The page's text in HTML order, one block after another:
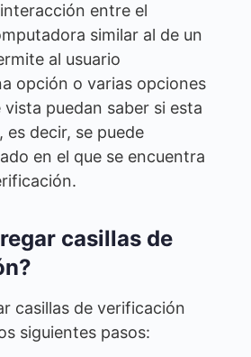
entre el
similar al de un
al usuario
opción o varias opciones
vista puedan saber si esta
es decir, se puede
en el que se encuentra
casillas de
casillas de verificación
siguientes pasos: